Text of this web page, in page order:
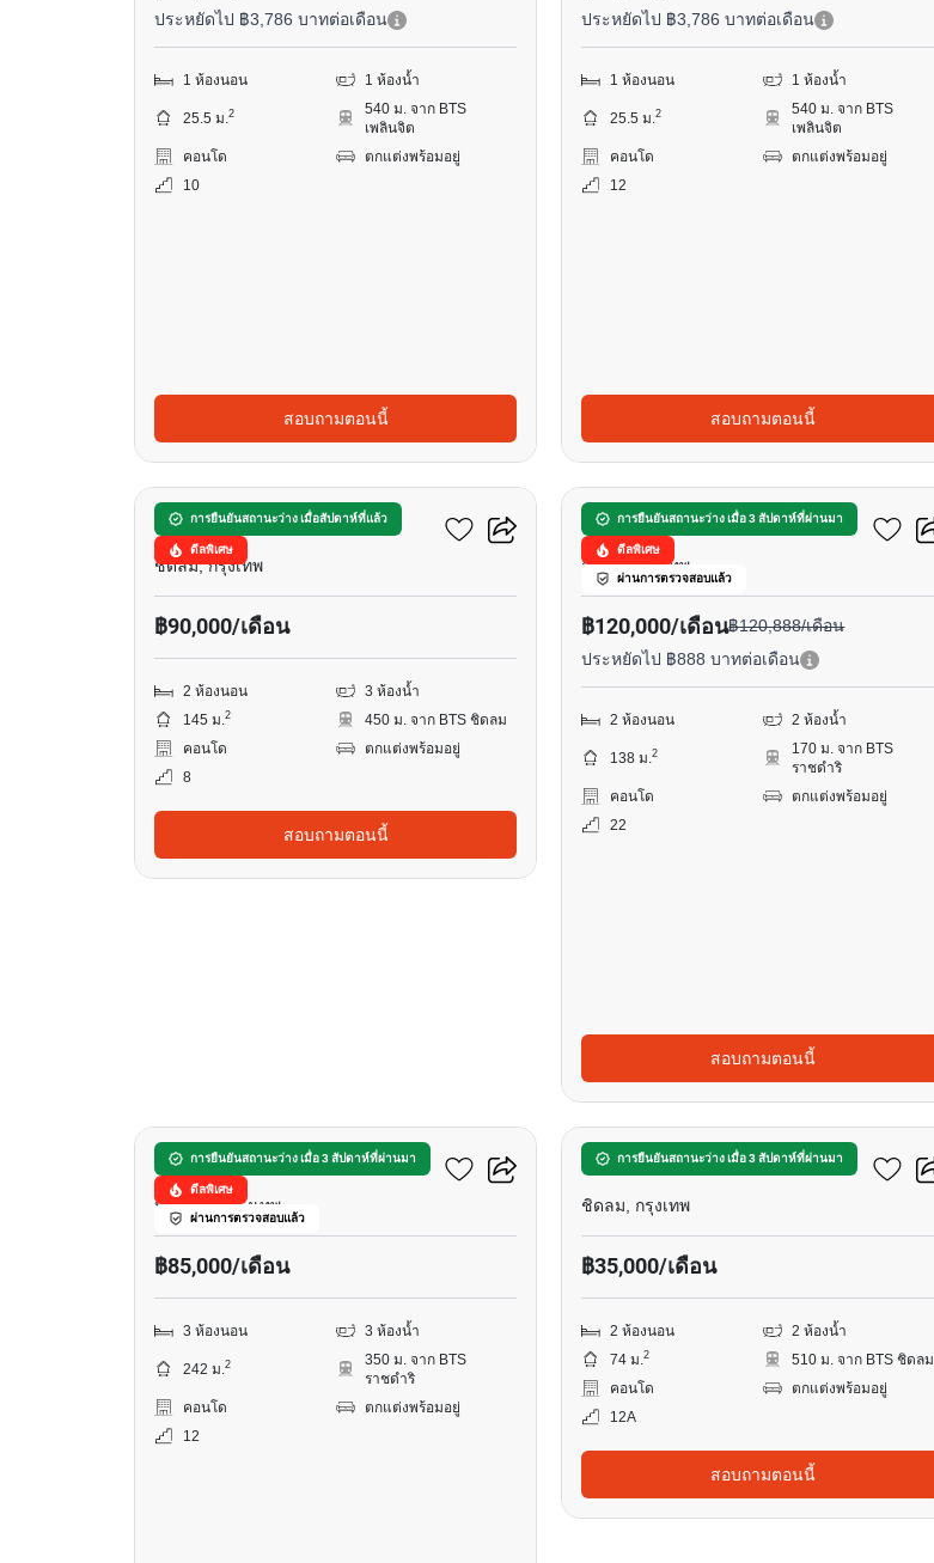
ประหยัดไป ฿3,786 บาทต่อเดือน
1 ห้องนอน 1 ห้องน้ำ
25.5 ม.2
540 ม. จาก BTS
เพลินจิต
คอนโด
ตกแต่งพร้อมอยู่
10
สอบถามตอนนี้
ประหยัดไป ฿3,786 บาทต่อเดือน
1 ห้องนอน 1 ห้องน้ำ
25.5 ม.2
540 ม. จาก BTS
เพลินจิต
คอนโด
ตกแต่งพร้อมอยู่
12
สอบถามตอนนี้
การยืนยันสถานะว่าง เมื่อสัปดาห์ที่แล้ว
ดีลพิเศษ
4
เดอะ พาร์ค ชิดลม
ชิดลม, กรุงเทพ
฿90,000/เดือน
2 ห้องนอน
3 ห้องน้ำ
145 ม.2
450 ม. จาก BTS ชิดลม
คอนโด
ตกแต่งพร้อมอยู่
8
สอบถามตอนนี้
การยืนยันสถานะว่าง เมื่อ 3 สัปดาห์ที่ผ่านมา
ดีลพิเศษ
ผ่านการตรวจสอบแล้ว
3
โรงแรม หรรษา
ลุมพินี, กรุงเทพ
฿120,000/เดือน฿120,888/เดือน
ประหยัดไป ฿888 บาทต่อเดือน
2 ห้องนอน 2 ห้องน้ำ
138 ม.2
170 ม. จาก BTS
ราชดำริ
คอนโด
ตกแต่งพร้อมอยู่
22
สอบถามตอนนี้
การยืนยันสถานะว่าง เมื่อ 3 สัปดาห์ที่ผ่านมา
ดีลพิเศษ
ผ่านการตรวจสอบแล้ว
หลังสวน วิลล์ คอนโดมิเนียม
หลังสวน, กรุงเทพ
฿85,000/เดือน
3 ห้องนอน 3 ห้องน้ำ
242 ม.2
350 ม. จาก BTS
ราชดำริ
คอนโด
ตกแต่งพร้อมอยู่
12
การยืนยันสถานะว่าง เมื่อ 3 สัปดาห์ที่ผ่านมา
8
ดิ แอดเดรส ชิดลม
ชิดลม, กรุงเทพ
฿35,000/เดือน
2 ห้องนอน
2 ห้องน้ำ
74 ม.2
510 ม. จาก BTS ชิดลม
คอนโด
ตกแต่งพร้อมอยู่
12A
สอบถามตอนนี้